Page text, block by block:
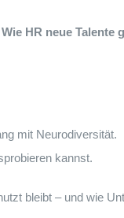
HR neue Talente
mit Neurodiversität.
kannst.
bleibt – und wie